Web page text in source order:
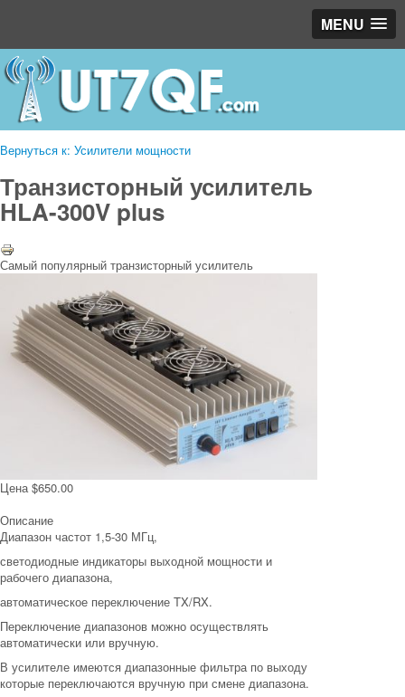
MENU
Вернуться к: Усилители мощности
Транзисторный усилитель
HLA-300V plus
Самый популярный транзисторный усилитель
Цена $650.00
Описание
Диапазон частот 1,5-30 МГц,
светодиодные индикаторы выходной мощности и
рабочего диапазона,
автоматическое переключение TX/RX.
Переключение диапазонов можно осуществлять
автоматически или вручную.
В усилителе имеются диапазонные фильтра по выходу
которые переключаются вручную при смене диапазона.